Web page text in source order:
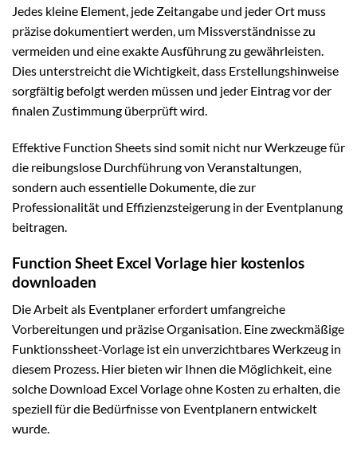
Jedes kleine Element, jede Zeitangabe und jeder Ort muss
präzise dokumentiert werden, um Missverständnisse zu
vermeiden und eine exakte Ausführung zu gewährleisten.
Dies unterstreicht die Wichtigkeit, dass Erstellungshinweise
sorgfältig befolgt werden müssen und jeder Eintrag vor der
finalen Zustimmung überprüft wird.
Effektive Function Sheets sind somit nicht nur Werkzeuge für
die reibungslose Durchführung von Veranstaltungen,
sondern auch essentielle Dokumente, die zur
Professionalität und Effizienzsteigerung in der Eventplanung
beitragen.
Function Sheet Excel Vorlage hier kostenlos
downloaden
Die Arbeit als Eventplaner erfordert umfangreiche
Vorbereitungen und präzise Organisation. Eine zweckmäßige
Funktionssheet-Vorlage ist ein unverzichtbares Werkzeug in
diesem Prozess. Hier bieten wir Ihnen die Möglichkeit, eine
solche Download Excel Vorlage ohne Kosten zu erhalten, die
speziell für die Bedürfnisse von Eventplanern entwickelt
wurde.